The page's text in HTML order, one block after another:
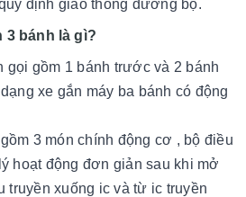
định giao thông đường bộ.
3 bánh là gì?
gọi gồm 1 bánh trước và 2 bánh
xe gắn máy ba bánh có động
3 món chính động cơ , bộ điều
hoạt động đơn giản sau khi mở
truyền xuống ic và từ ic truyền